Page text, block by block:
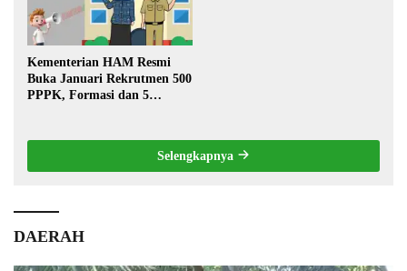
Kementerian HAM Resmi
Buka Januari Rekrutmen 500
PPPK, Formasi dan 5
Selengkapnya
DAERAH